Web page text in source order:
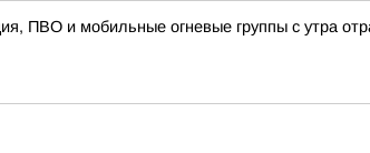
ПВО и мобильные огневые группы с утра